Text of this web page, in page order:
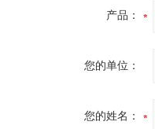
产品：
您的单位：
您的姓名：